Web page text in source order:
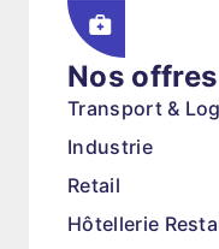
Nos
Transport &
Industrie
Retail
Hôtellerie